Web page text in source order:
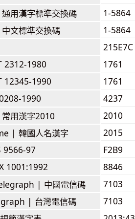
通用漢字標準交換碼
1-5864
中文標準交換碼
1-5864
215E7C
2312-1980
1761
12345-1990
1761
1990
4237
常用漢字2010
2010
| 韓國人名漢字
2015
9566-97
F2B9
1001:1992
8846
| 中國電信碼
7103
| 台灣電信碼
7103